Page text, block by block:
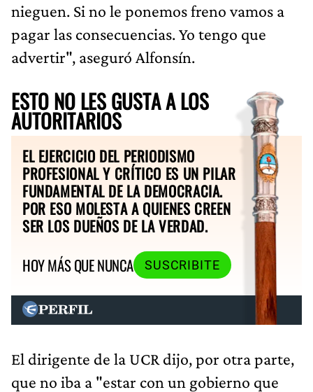
nieguen. Si no le ponemos freno vamos a
pagar las consecuencias. Yo tengo que
advertir", aseguró Alfonsín.
ESTO NO LES GUSTA A LOS
AUTORITARIOS
EL EJERCICIO DEL PERIODISMO
PROFESIONAL Y CRÍTICO ES UN PILAR
FUNDAMENTAL DE LA DEMOCRACIA.
POR ESO MOLESTA A QUIENES CREEN
SER LOS DUEÑOS DE LA VERDAD.
HOY MÁS QUE NUNCA
SUSCRIBITE
El dirigente de la UCR dijo, por otra parte,
que no iba a "estar con un gobierno que